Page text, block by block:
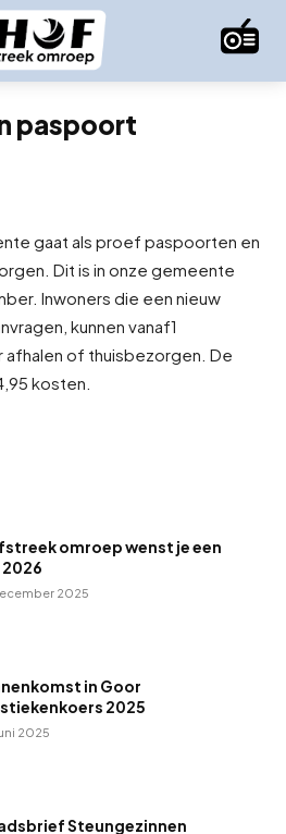
paspoort
gaat als proef paspoorten en
Dit is in onze gemeente
Inwoners die een nieuw
kunnen vanaf1
of thuisbezorgen. De
kosten.
omroep wenst je een
2025
in Goor
2025
2025
Steungezinnen